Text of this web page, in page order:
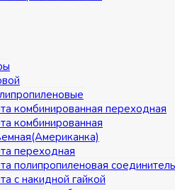
комбинированная переходная
комбинированная
переходная
полипропиленовая
с накидной гайкой